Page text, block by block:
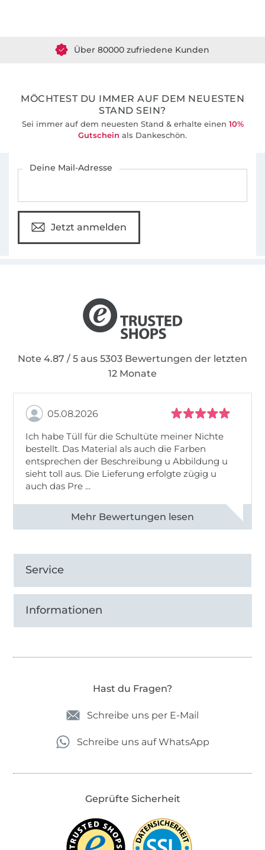
MÖCHTEST DU IMMER AUF DEM NEUESTEN
STAND SEIN?
Sei immer auf dem neuesten Stand & erhalte einen 10%
Gutschein als Dankeschön.
Deine Mail-Adresse
Jetzt anmelden
Note 4.87 / 5 aus 5303 Bewertungen der letzten
12 Monate
05.08.2026
Ich habe Tüll für die Schultüte meiner Nichte
bestellt. Das Material als auch die Farben
entsprechen der Beschreibung u Abbildung u
sieht toll aus. Die Lieferung erfolgte zügig u
auch das Pre ...
Alle 82950 Bewertungen ansehen
Service
Informationen
Hast du Fragen?
Schreibe uns per E-Mail
Schreibe uns auf WhatsApp
Geprüfte Sicherheit